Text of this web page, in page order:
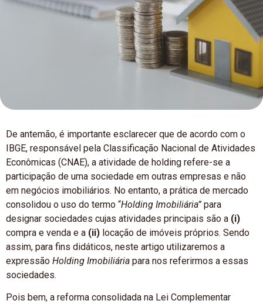
De antemão, é importante esclarecer que de acordo com o
IBGE, responsável pela Classificação Nacional de Atividades
Econômicas (CNAE), a atividade de holding refere-se a
participação de uma sociedade em outras empresas e não
em negócios imobiliários. No entanto, a prática de mercado
consolidou o uso do termo “Holding Imobiliária” para
designar sociedades cujas atividades principais são a (i)
compra e venda e a (ii) locação de imóveis próprios. Sendo
assim, para fins didáticos, neste artigo utilizaremos a
expressão Holding Imobiliária para nos referirmos a essas
sociedades.
Pois bem, a reforma consolidada na Lei Complementar